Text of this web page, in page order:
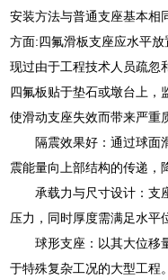
安装方法与普通支座基本相
方面:四氟滑板支座应水平
现过由于工程技术人员疏忽
四氟板贴于垫石或墩台上，
使滑动支座失效而带来严重
隔震效果好：通过球面
震能量向上部结构的传递，
承载力与尺寸设计：支
压力，同时厚度需满足水平
球形支座：以其大位移
于特殊复杂工况的大型工程。